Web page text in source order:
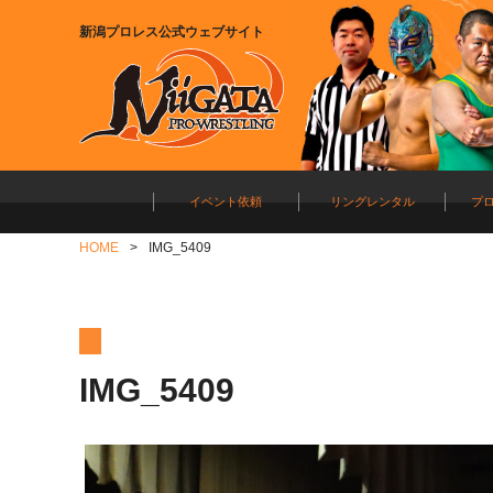
新潟プロレス公式ウェブサイト
イベント依頼 リングレンタル プ
HOME IMG_5409
IMG_5409